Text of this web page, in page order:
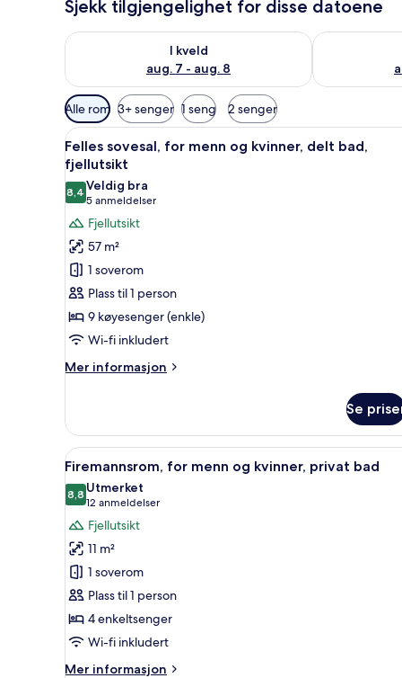
Sjekk tilgjengelighet for disse datoene
I kveld
aug. 7 - aug. 8
Sjekk tilgjengelighet for i kveld, aug. 7 - aug. 8
Sjekk
Tilgjengelige
filtre
for
rom
Alle rom 3+ senger 1 seng 2 senger
Åpne
alle
bildene
av
Felles
sovesal,
for
menn
og
kvinner,
delt
bad,
Felles sovesal, for menn og
4
Felles sovesal, for menn og kvinner, delt bad,
fjellutsikt
8,48,4 av 10
Veldig bra
5 anmeldelser
(5
anmeldelser)
Fjellutsikt
57 m²
1 soverom
Plass til 1 person
9 køyesenger (enkle)
Wi-fi inkludert
Mer informasjon
Mer
sovesal,
for
menn
kvinner,
delt
bad,
fjellutsikt
Se
Åpne
alle
bildene
av
Firemannsrom,
for
menn
og
kvinner,
privat
bad
Safe på rommet, skrivebord
6
Firemannsrom, for menn og kvinner, privat bad
8,88,8 av 10
Utmerket
12 anmeldelser
(12
anmeldelser)
Fjellutsikt
11 m²
1 soverom
Plass til 1 person
4 enkeltsenger
Wi-fi inkludert
Mer informasjon
Mer